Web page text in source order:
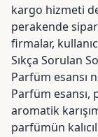
kargo hizmeti
perakende
firmalar,
Sıkça Sorulan
Parfüm esansı
Parfüm
aromatik
parfümün